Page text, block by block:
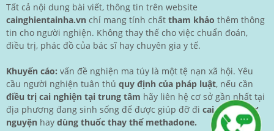
Tất cả nội dung bài viết, thông tin trên website
cainghientainha.vn chỉ mang tính chất tham khảo thêm thông
tin cho người nghiện. Không thay thế cho việc chuẩn đoán,
điều trị, phác đồ của bác sĩ hay chuyên gia y tế.
Khuyến cáo: vấn đề nghiện ma túy là một tệ nạn xã hội. Yêu
cầu người nghiện tuân thủ quy định của pháp luật, nếu cần
điều trị cai nghiện tại trung tâm hãy liên hệ cơ sở gần nhất tại
địa phương đang sinh sống để được giúp đỡ đi cai nghiện tự
nguyện hay dùng thuốc thay thế methadone.